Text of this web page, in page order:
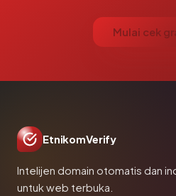
Mulai cek
EtnikomVerify
Intelijen domain otomatis dan
untuk web terbuka.